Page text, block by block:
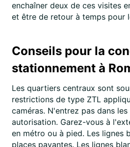
enchaîner deux de ces visites
et être de retour à temps pour
Conseils pour la
stationnement à
Les quartiers centraux sont
restrictions de type ZTL
caméras. N'entrez pas dans
autorisation. Garez-vous à
en métro ou à pied. Les lignes
places payantes. Les lignes